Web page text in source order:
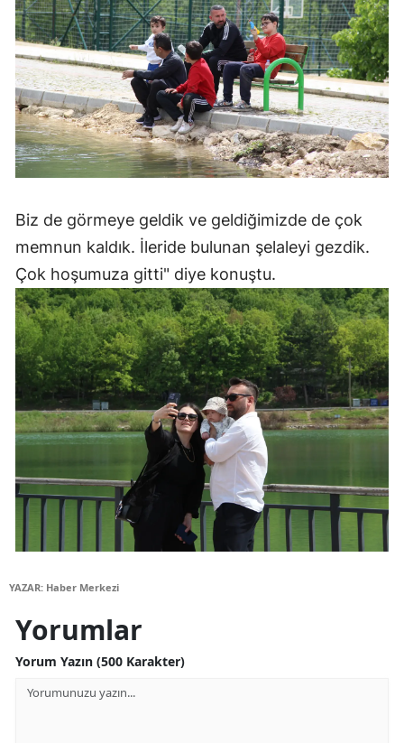
Biz de görmeye geldik ve geldiğimizde de çok
memnun kaldık. İleride bulunan şelaleyi gezdik.
Çok hoşumuza gitti" diye konuştu.
YAZAR: Haber Merkezi
Yorumlar
Yorum Yazın (500 Karakter)